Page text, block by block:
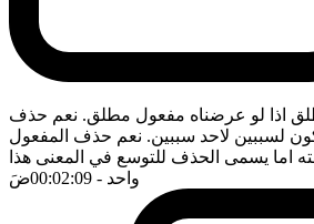
اذا لو عرضناه مفعول مطلق. نعم حذف
لسببين لاحد سببين. نعم حذف المفعول
اما يسمى الحذف للتوسع في المعنى هذا
واحد - 00:02:09 ضَ